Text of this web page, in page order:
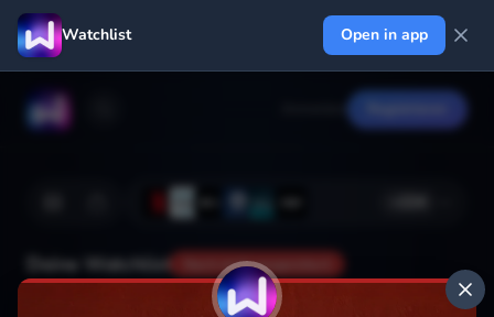
Watchlist Open in app
Deine Watchlist Noch nicht gespeichert